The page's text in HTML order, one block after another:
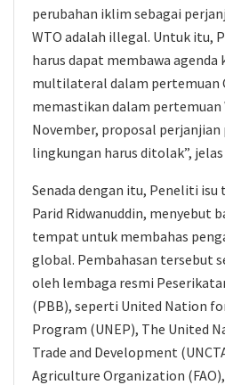
perubahan iklim sebagai
WTO adalah illegal. Untuk itu,
harus dapat membawa agenda
multilateral dalam pertemuan
memastikan dalam pertemuan
November, proposal
lingkungan harus ditolak”, jelas
Senada dengan itu, Peneliti isu
Parid Ridwanuddin, menyebut
tempat untuk membahas
global. Pembahasan tersebut
oleh lembaga resmi
(PBB), seperti United Nation
Program (UNEP), The United
Trade and Development
Agriculture Organization